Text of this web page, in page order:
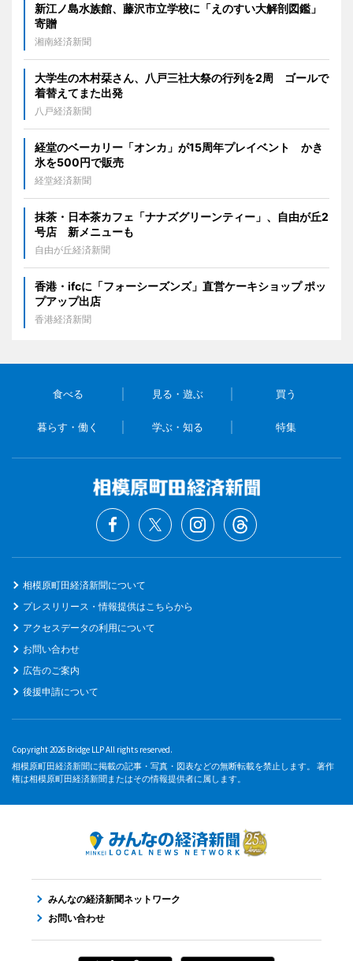
新江ノ島水族館、藤沢市立学校に「えのすい大解剖図鑑」
寄贈
湘南経済新聞
大学生の木村栞さん、八戸三社大祭の行列を2周 ゴールで
着替えてまた出発
八戸経済新聞
経堂のベーカリー「オンカ」が15周年プレイベント かき
氷を500円で販売
経堂経済新聞
抹茶・日本茶カフェ「ナナズグリーンティー」、自由が丘2
号店 新メニューも
自由が丘経済新聞
香港・ifcに「フォーシーズンズ」直営ケーキショップ ポッ
プアップ出店
香港経済新聞
食べる 見る・遊ぶ 買う
暮らす・働く 学ぶ・知る 特集
相模原町田経済新聞について
プレスリリース・情報提供はこちらから
アクセスデータの利用について
お問い合わせ
広告のご案内
後援申請について
Copyright 2026 Bridge LLP All rights reserved.
相模原町田経済新聞に掲載の記事・写真・図表などの無断転載を禁止します。 著作
権は相模原町田経済新聞またはその情報提供者に属します。
みんなの経済新聞ネットワーク
お問い合わせ